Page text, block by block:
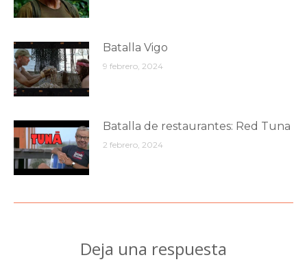
Batalla Vigo
9 febrero, 2024
Batalla de restaurantes: Red Tuna
2 febrero, 2024
Deja una respuesta